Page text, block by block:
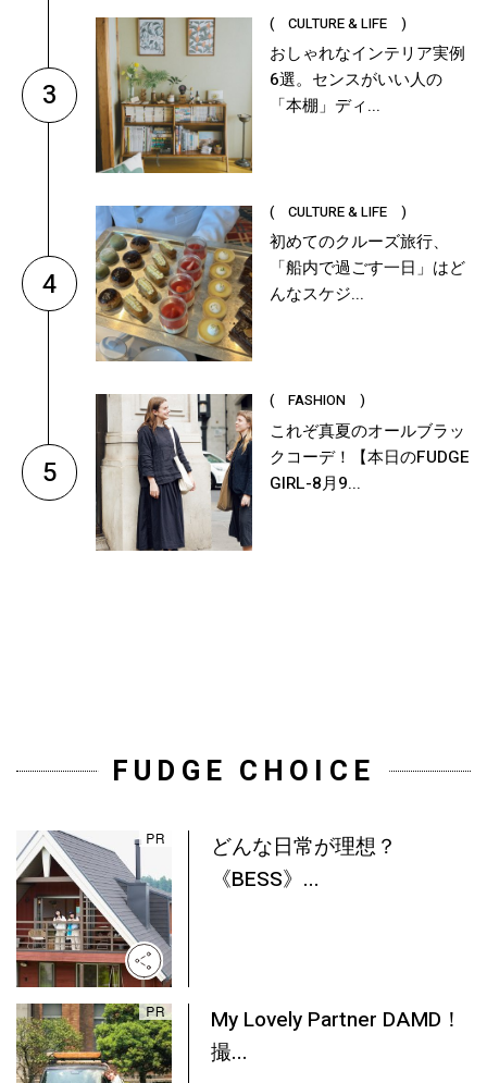
3
( CULTURE & LIFE )
おしゃれなインテリア実例
6選。センスがいい人の
「本棚」ディ...
4
( CULTURE & LIFE )
初めてのクルーズ旅行、
「船内で過ごす一日」はど
んなスケジ...
5
( FASHION )
これぞ真夏のオールブラッ
クコーデ！【本日のFUDGE
GIRL-8月9...
FUDGE CHOICE
どんな日常が理想？
《BESS》...
My Lovely Partner DAMD！
撮...